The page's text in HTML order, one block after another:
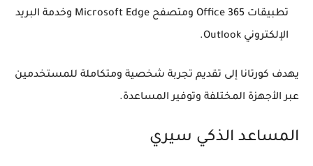
تطبيقات Office 365 ومتصفح Microsoft Edge وخدمة البريد
الإلكتروني Outlook.
يهدف كورتانا إلى تقديم تجربة شخصية ومتكاملة للمستخدمين
عبر الأجهزة المختلفة وتوفير المساعدة.
المساعد الذكي سيري